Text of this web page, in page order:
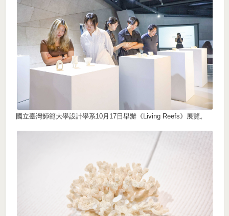
國立臺灣師範大學設計學系10月17日舉辦《Living Reefs》展覽。